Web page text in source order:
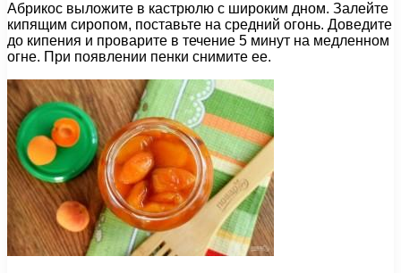
Абрикос выложите в кастрюлю с широким дном. Залейте
кипящим сиропом, поставьте на средний огонь. Доведите
до кипения и проварите в течение 5 минут на медленном
огне. При появлении пенки снимите ее.